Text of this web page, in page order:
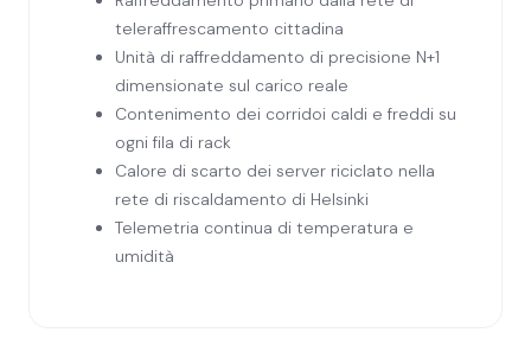
teleraffrescamento cittadina
Unità di raffreddamento di precisione N+1
dimensionate sul carico reale
Contenimento dei corridoi caldi e freddi su
ogni fila di rack
Calore di scarto dei server riciclato nella
rete di riscaldamento di Helsinki
Telemetria continua di temperatura e
umidità